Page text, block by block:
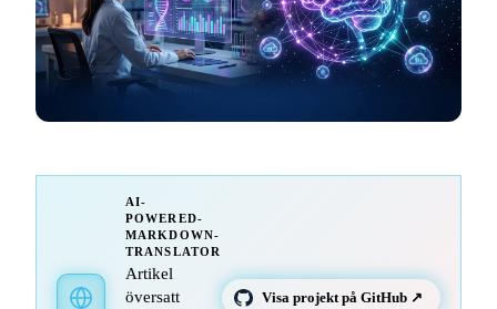
AI-
POWERED-
MARKDOWN-
TRANSLATOR
Artikel
översatt
Visa projekt på GitHub ↗